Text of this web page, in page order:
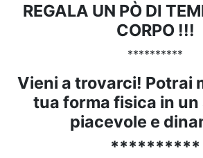
REGALA UN PÒ DI
CORPO !!!
**********
Vieni a trovarci! Potrai
tua forma fisica in
piacevole e
**********